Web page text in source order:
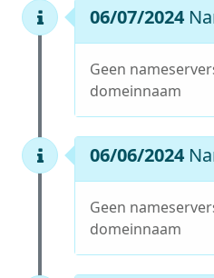
06/07/2024
Geen
domeinnaam
06/06/2024
Geen
domeinnaam